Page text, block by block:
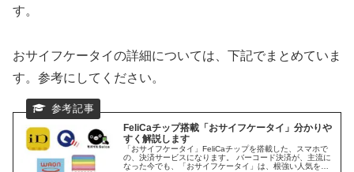
す。
おサイフケータイの詳細については、下記でまとめていま
す。参考にしてください。
FeliCaチップ搭載「おサイフケータイ」分かりや
すく解説します
「おサイフケータイ」FeliCaチップを搭載した、スマホで
の、決済サービスになります。 バーコード決済が、主流に
なった今でも、「おサイフケータイ」は、根強い人気を誇